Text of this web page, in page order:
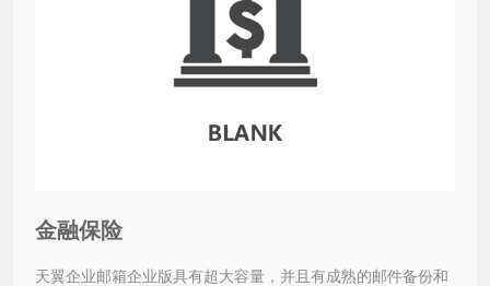
金融保险
天翼企业邮箱企业版具有超大容量，并且有成熟的邮件备份和